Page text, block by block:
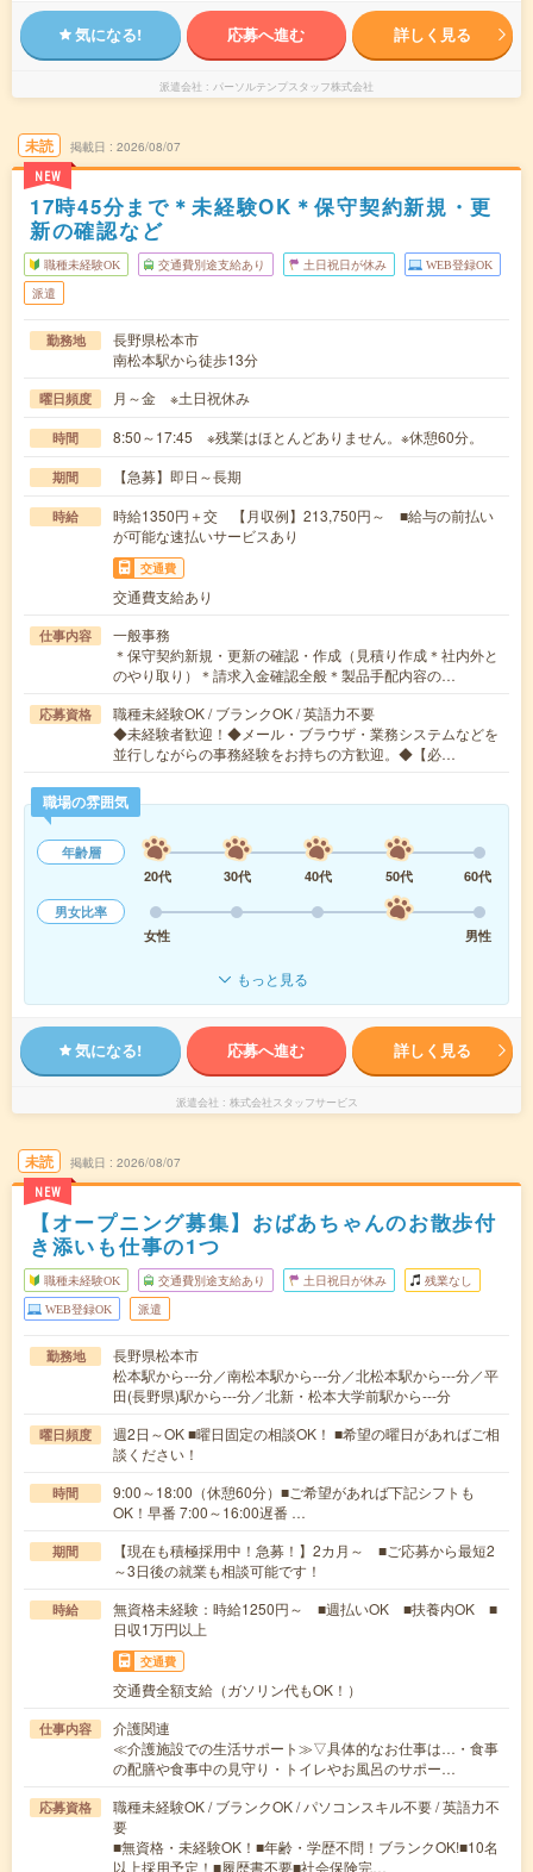
気になる! 応募へ進む 詳しく見る
派遣会社 パーソルテンプスタッフ株式会社
未読
NEW
掲載日 2026/08/07
17時45分まで＊未経験OK＊保守契約新規・更
新の確認など
職種未経験OK 交通費別途支給あり 土日祝日が休み WEB登録OK
派遣
勤務地
長野県松本市
南松本駅から徒歩13分
曜日頻度 月～金 ※土日祝休み
時間 8:50～17:45 ※残業はほとんどありません。※休憩60分。
期間 【急募】即日～長期
時給
時給1350円＋交 【月収例】213,750円～ ■給与の前払い
が可能な速払いサービスあり
交通費
交通費支給あり
仕事内容
一般事務
＊保守契約新規・更新の確認・作成（見積り作成＊社内外と
のやり取り）＊請求入金確認全般＊製品手配内容の…
応募資格
職種未経験OK / ブランクOK / 英語力不要
◆未経験者歓迎！◆メール・ブラウザ・業務システムなどを
並行しながらの事務経験をお持ちの方歓迎。◆【必…
職場の雰囲気
年齢層
20代
30代 40代 50代
60代
男女比率
女性
男性
もっと見る
気になる! 応募へ進む 詳しく見る
派遣会社 株式会社スタッフサービス
未読
NEW
掲載日 2026/08/07
【オープニング募集】おばあちゃんのお散歩付
き添いも仕事の1つ
職種未経験OK 交通費別途支給あり 土日祝日が休み 残業なし
WEB登録OK 派遣
勤務地
長野県松本市
松本駅から---分／南松本駅から---分／北松本駅から---分／平
田(長野県)駅から---分／北新・松本大学前駅から---分
曜日頻度
週2日～OK ■曜日固定の相談OK！ ■希望の曜日があればご相
談ください！
時間
9:00～18:00（休憩60分）■ご希望があれば下記シフトも
OK！早番 7:00～16:00遅番 …
期間
【現在も積極採用中！急募！】2カ月～ ■ご応募から最短2
～3日後の就業も相談可能です！
時給
無資格未経験：時給1250円～ ■週払いOK ■扶養内OK ■
日収1万円以上
交通費
交通費全額支給（ガソリン代もOK！）
仕事内容
介護関連
≪介護施設での生活サポート≫▽具体的なお仕事は…・食事
の配膳や食事中の見守り・トイレやお風呂のサポー…
応募資格
職種未経験OK / ブランクOK / パソコンスキル不要 / 英語力不
要
■無資格・未経験OK！■年齢・学歴不問！ブランクOK!■10名
以上採用予定！■履歴書不要■社会保険完…